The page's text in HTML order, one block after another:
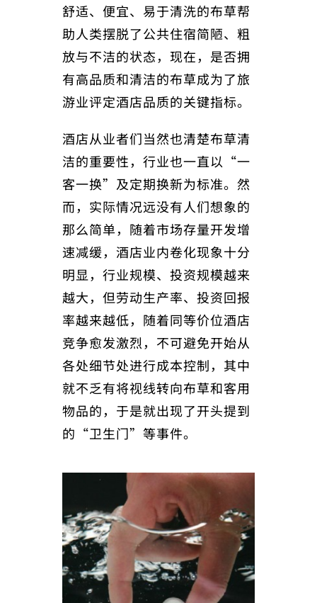
舒适、便宜、易于清洗的布草帮
助人类摆脱了公共住宿简陋、粗
放与不洁的状态，现在，是否拥
有高品质和清洁的布草成为了旅
游业评定酒店品质的关键指标。
酒店从业者们当然也清楚布草清
洁的重要性，行业也一直以“一
客一换”及定期换新为标准。然
而，实际情况远没有人们想象的
那么简单，随着市场存量开发增
速减缓，酒店业内卷化现象十分
明显，行业规模、投资规模越来
越大，但劳动生产率、投资回报
率越来越低，随着同等价位酒店
竞争愈发激烈，不可避免开始从
各处细节处进行成本控制，其中
就不乏有将视线转向布草和客用
物品的，于是就出现了开头提到
的“卫生门”等事件。